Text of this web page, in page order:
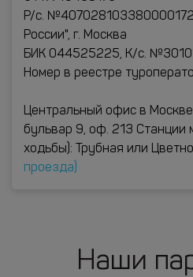
Р/с.
России", г. Москва
БИК 044525225, К/с.
Номер в реестре
Центральный офис в
бульвар 9, оф. 213 Станции
ходьбы): Трубная или
проезда)
Наши